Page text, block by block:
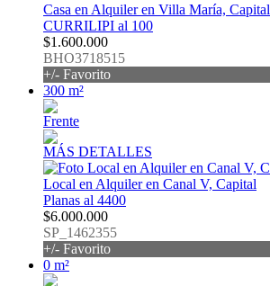
Casa en Alquiler en Villa María, Capital
CURRILIPI al 100
$1.600.000
BHO3718515
+/- Favorito
300 m²
Frente
MÁS DETALLES
Local en Alquiler en Canal V, Capital
Planas al 4400
$6.000.000
SP_1462355
+/- Favorito
0 m²